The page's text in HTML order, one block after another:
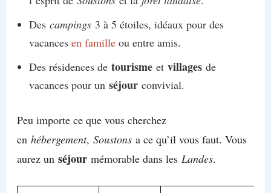
Des campings3 à 5 étoiles, idéaux pour des
vacances en familleou entre amis.
Des résidences de tourismeet villagesde
vacances pour un séjourconvivial.
Peu importe ce que vous cherchez
en hébergement, Soustonsa ce qu’il vous faut. Vous
aurez un séjourmémorable dans les Landes.